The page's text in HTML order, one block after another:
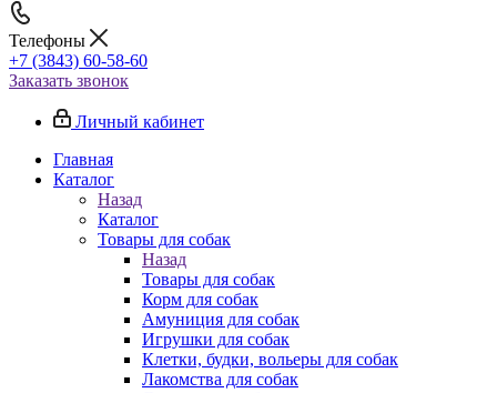
Телефоны
+7 (3843) 60-58-60
Заказать звонок
Личный кабинет
Главная
Каталог
Назад
Каталог
Товары для собак
Назад
Товары для собак
Корм для собак
Амуниция для собак
Игрушки для собак
Клетки, будки, вольеры для собак
Лакомства для собак